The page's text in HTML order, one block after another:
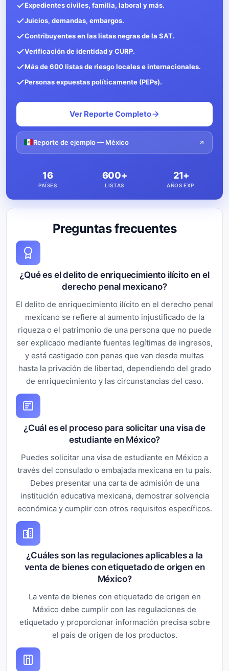
Preguntas frecuentes
¿Qué es el delito de enriquecimiento ilícito en el
derecho penal mexicano?
El delito de enriquecimiento ilícito en el derecho penal
mexicano se refiere al aumento injustificado de la
riqueza o el patrimonio de una persona que no puede
ser explicado mediante fuentes legítimas de ingresos,
y está castigado con penas que van desde multas
hasta la privación de libertad, dependiendo del grado
de enriquecimiento y las circunstancias del caso.
¿Cuál es el proceso para solicitar una visa de
estudiante en México?
Puedes solicitar una visa de estudiante en México a
través del consulado o embajada mexicana en tu país.
Debes presentar una carta de admisión de una
institución educativa mexicana, demostrar solvencia
económica y cumplir con otros requisitos específicos.
¿Cuáles son las regulaciones aplicables a la
venta de bienes con etiquetado de origen en
México?
La venta de bienes con etiquetado de origen en
México debe cumplir con las regulaciones de
etiquetado y proporcionar información precisa sobre
el país de origen de los productos.
Expedientes civiles, familia, laboral y más.
Juicios, demandas, embargos.
Contribuyentes en las listas negras de la SAT.
Verificación de identidad y CURP.
Más de 600 listas de riesgo locales e internacionales.
Personas expuestas políticamente (PEPs).
Ver Reporte Completo
Reporte de ejemplo — México
16
PAÍSES
600+
LISTAS
21+
AÑOS EXP.